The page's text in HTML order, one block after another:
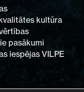
kultūra
pasākumi
iespējas VILPE